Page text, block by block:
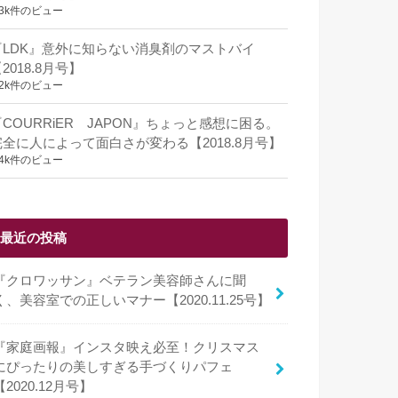
件のビュー
LDK』意外に知らない消臭剤のマストバイ
2018.8月号】
件のビュー
COURRiER JAPON』ちょっと感想に困る。
全に人によって面白さが変わる【2018.8月号】
件のビュー
最近の投稿
『クロワッサン』ベテラン美容師さんに聞
、美容室での正しいマナー【2020.11.25号】
『家庭画報』インスタ映え必至！クリスマス
ぴったりの美しすぎる手づくりパフェ
【2020.12月号】